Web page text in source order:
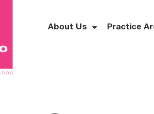
About Us Practice